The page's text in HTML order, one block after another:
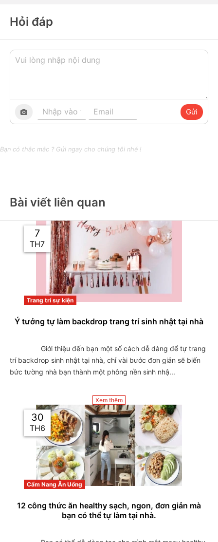
Hỏi đáp
Gửi
Bạn có thắc mắc ? Gửi ngay cho chúng tôi nhé !
Bài viết liên quan
7
TH7
Trang trí sự kiện
Ý tưởng tự làm backdrop trang trí sinh nhật tại nhà
trí backdrop sinh nhật tại nhà, chỉ vài bước đơn giản sẽ biến
bức tường nhà bạn thành một phông nền sinh nhậ...
Xem thêm
30
TH6
Cẩm Nang Ăn Uống
12 công thức ăn healthy sạch, ngon, đơn giản mà
bạn có thể tự làm tại nhà.